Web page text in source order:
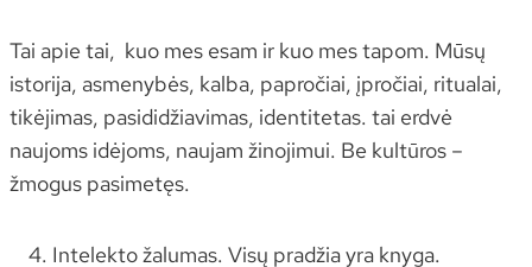
Tai apie tai, kuo mes esam ir kuo mes tapom. Mūsų
istorija, asmenybės, kalba, papročiai, įpročiai, ritualai,
tikėjimas, pasididžiavimas, identitetas. tai erdvė
naujoms idėjoms, naujam žinojimui. Be kultūros –
žmogus pasimetęs.
Intelekto žalumas. Visų pradžia yra knyga.